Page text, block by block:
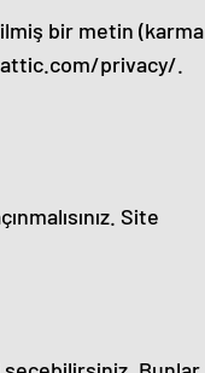
bir metin (karma
privacy/.
Site